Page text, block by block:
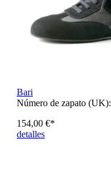
Bari
Número de zapato (UK):
154,00 €*
detalles